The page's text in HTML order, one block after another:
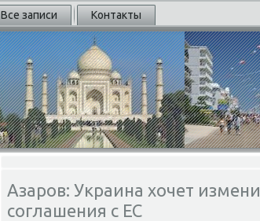
Все записи Контакты
Азаров: Украина хочет
соглашения с ЕС